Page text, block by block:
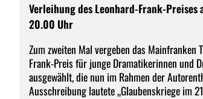
Verleihung des Leonhard-Frank-Preises
20.00 Uhr
Zum zweiten Mal vergeben das
Frank-Preis für junge Dramatikerinnen und
ausgewählt, die nun im Rahmen der
Ausschreibung lautete „Glaubenskriege im